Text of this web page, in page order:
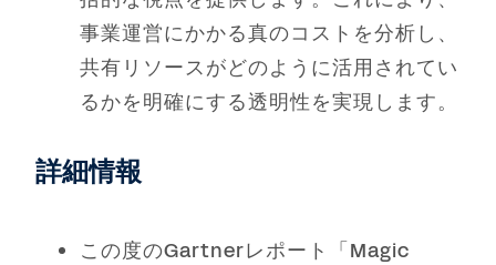
事業運営にかかる真のコストを分析し、
共有リソースがどのように活用されてい
るかを明確にする透明性を実現します。
詳細情報
この度のGartnerレポート「Magic